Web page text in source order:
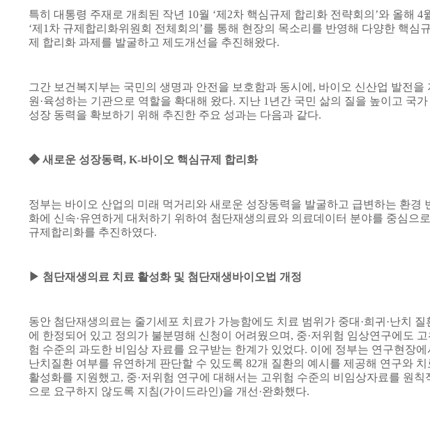
특히 대통령 주재로 개최된 작년 10월 ‘제 2차 핵심규제 합리화 전략회의 ’와 올해 4
‘제 1 차 규제합리화위원회 전체회의 ’를 통해 현장의 목소리를 반영해 다양한 핵심규
제 합리화 과제를 발굴하고 제도개선을 추진해왔다.
그간 보건복지부는 국민의 생명과 안전을 보호함과 동시에 , 바이오 신산업 발전을
원 ·육성하는 기관으로 역할을 확대해 왔다. 지난 1 년간 국민 삶의 질을 높이고 국가
성장 동력을 확보하기 위해 추진한 주요 성과는 다음과 같다.
◆ 새로운 성장동력, K-바이오 핵심규제 합리화
정부는 바이오 산업의 미래 먹거리와 새로운 성장동력을 발굴하고 급변하는 환경
화에 신속·유연하게 대처하기 위하여 첨단재생의료와 의료데이터 분야를 중심으로
규제합리화를 추진하였다.
▶ 첨단재생의료 치료 활성화 및 첨단재생바이오법 개정
동안 첨단재생의료는 줄기세포 치료가 가능함에도 치료 범위가 중대 ·희귀 ·난치 질
에 한정되어 있고 정의가 불분명해 신청이 어려웠으며 , 중·저위험 임상연구에도 고
험 수준의 과도한 비임상 자료를 요구받는 한계가 있었다. 이에 정부는 연구현장에
난치질환 여부를 유연하게 판단할 수 있도록 82개 질환의 예시를 제공해 연구와 치
활성화를 지원했고, 중·저위험 연구에 대해서는 고위험 수준의 비임상자료를 원칙
으로 요구하지 않도록 지침(가이드라인 )을 개선 ·완화했다.